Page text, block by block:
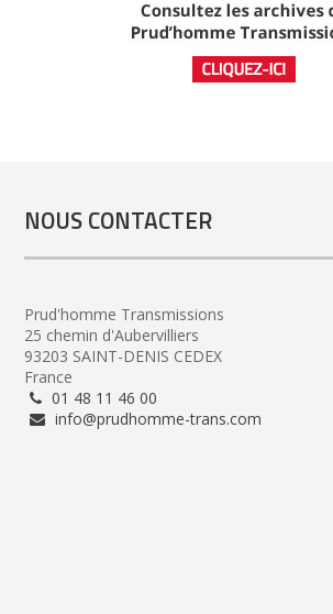
NOUS CONTACTER
Prud'homme Transmissions
25 chemin d'Aubervilliers
93203 SAINT-DENIS CEDEX
France
01 48 11 46 00
info@prudhomme-trans.com